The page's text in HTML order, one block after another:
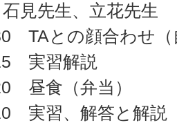
見先生、立花先生
TAとの顔合わせ（
実習解説
昼食（弁当）
実習、解答と解説